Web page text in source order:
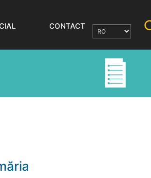
CONTACT